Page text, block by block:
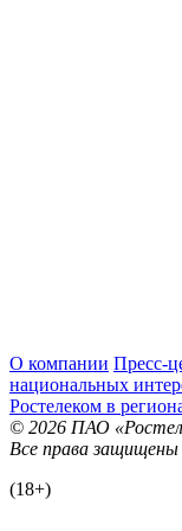
О компании Пресс-
национальных
Ростелеком в
© 2026 ПАО
Все права защищены
(18+)